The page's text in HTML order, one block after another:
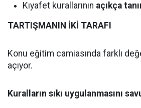
Kıyafet kurallarının açıkça
TARTIŞMANIN İKİ TARAFI
Konu eğitim camiasında farklı
açıyor.
Kuralların sıkı uygulanmasını